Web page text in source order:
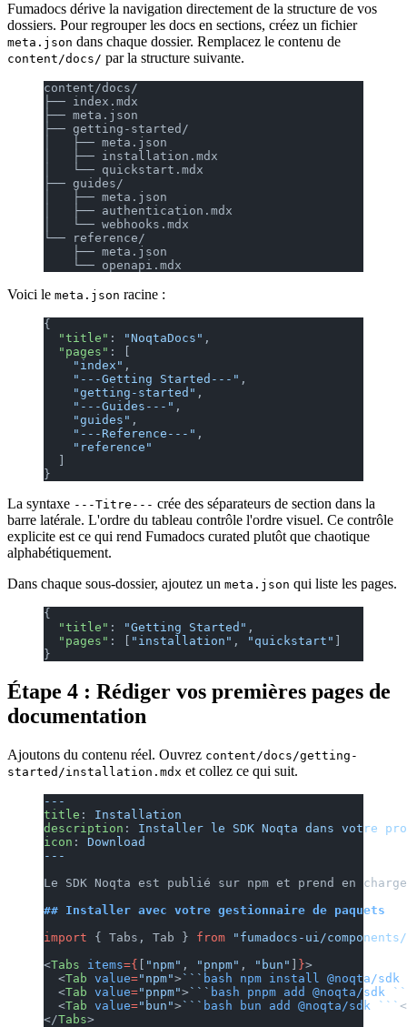
Fumadocs dérive la navigation directement de la structure de vos
dossiers. Pour regrouper les docs en sections, créez un fichier
meta.json dans chaque dossier. Remplacez le contenu de
content/docs/ par la structure suivante.
content/docs/
├── index.mdx
├── meta.json
├── getting-started/
│   ├── meta.json
│   ├── installation.mdx
│   └── quickstart.mdx
├── guides/
│   ├── meta.json
│   ├── authentication.mdx
│   └── webhooks.mdx
└── reference/
    ├── meta.json
    └── openapi.mdx
Voici le meta.json racine :
{
  "title"
: "NoqtaDocs" ,
  "pages"
: [
    "index"
,
    "---Getting Started---"
,
    "getting-started"
,
    "---Guides---"
,
    "guides"
,
    "---Reference---"
,
    "reference"
}
La syntaxe ---Titre--- crée des séparateurs de section dans la
barre latérale. L'ordre du tableau contrôle l'ordre visuel. Ce contrôle
explicite est ce qui rend Fumadocs curated plutôt que chaotique
alphabétiquement.
Dans chaque sous-dossier, ajoutez un meta.json qui liste les pages.
{
  "title"
: "Getting Started" ,
  "pages"
: [ "installation" , "quickstart"
}
Étape 4 : Rédiger vos premières pages de
documentation
Ajoutons du contenu réel. Ouvrez content/docs/getting-
started/installation.mdx et collez ce qui suit.
---
title : Installation
description : Installer le SDK Noqta dans votre
icon : Download
---
Le SDK Noqta est publié sur npm et prend en
## Installer avec votre gestionnaire de paquets
import { Tabs, Tab } from "fumadocs-ui/
<Tabs items={ "npm" , "pnpm" , "bun" }>
  <
Tab value="npm"> ``` bash npm install @noqta/sdk
  <
Tab value="pnpm"> ``` bash pnpm add @noqta/sdk
  <
Tab value="bun"> ``` bash bun add @noqta/sdk ```
</Tabs>